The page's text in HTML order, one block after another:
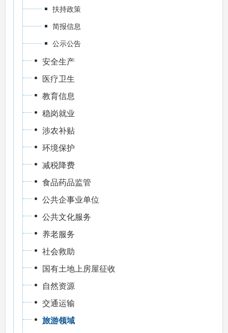
扶持政策
简报信息
公示公告
安全生产
医疗卫生
教育信息
稳岗就业
涉农补贴
环境保护
减税降费
食品药品监管
公共企事业单位
公共文化服务
养老服务
社会救助
国有土地上房屋征收
自然资源
交通运输
旅游领域